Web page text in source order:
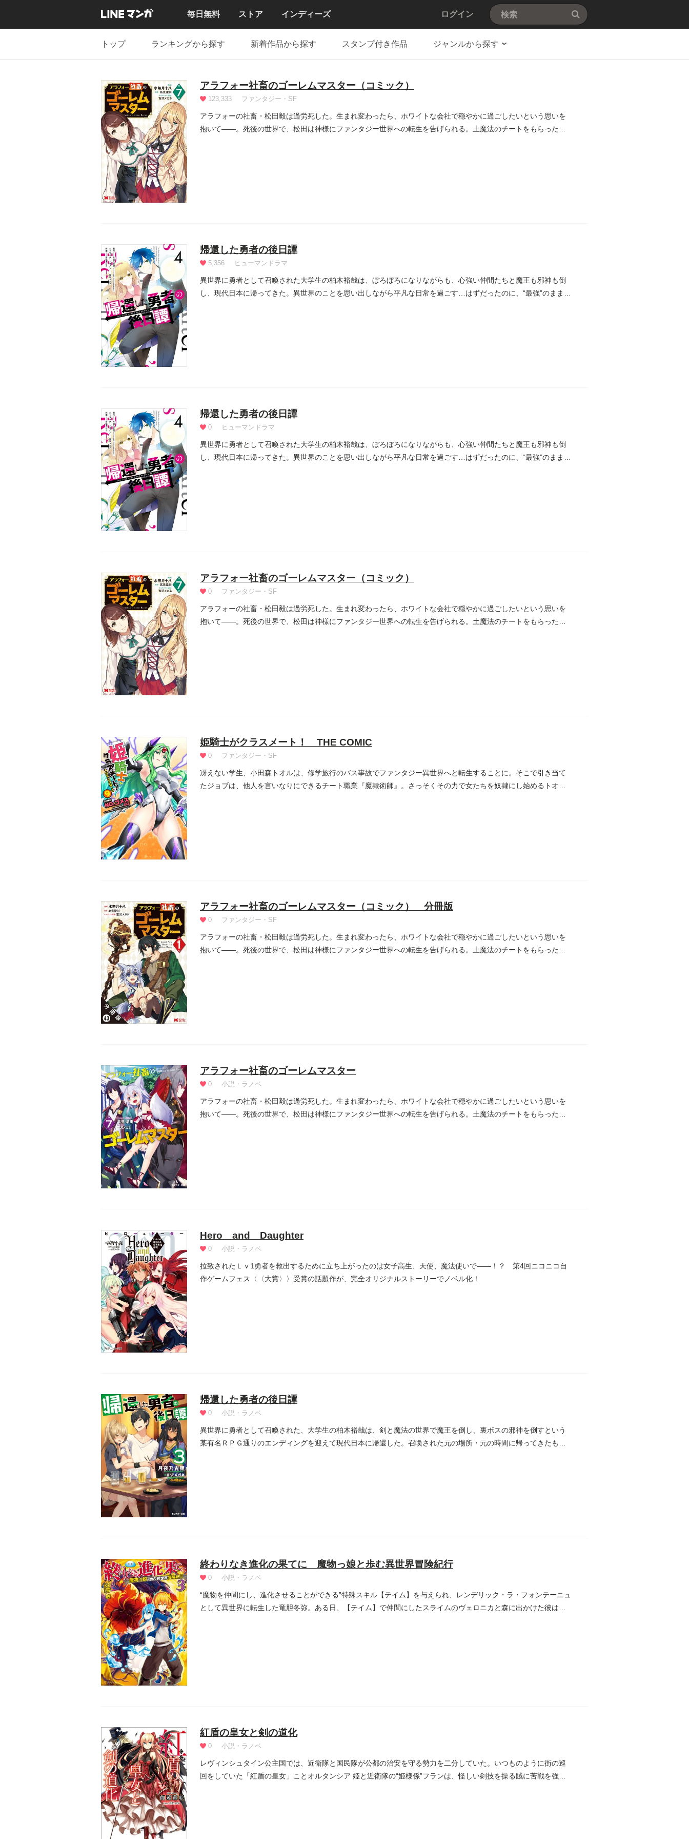
毎日無料 ストア インディーズ ログイン
トップ ランキングから探す 新着作品から探す スタンプ付き作品 ジャンルから探す
アラフォー社畜のゴーレムマスター（コミック）
123,333 ファンタジー・SF
アラフォーの社畜・松田毅は過労死した。生まれ変わったら、ホワイトな会社で穏やかに過ごしたいという思いを
抱いて――。死後の世界で、松田は神様にファンタジー世界への転生を告げられる。土魔法のチートをもらった松
帰還した勇者の後日譚
5,356 ヒューマンドラマ
異世界に勇者として召喚された大学生の柏木裕哉は、ぼろぼろになりながらも、心強い仲間たちと魔王も邪神も倒
し、現代日本に帰ってきた。異世界のことを思い出しながら平凡な日常を過ごす…はずだったのに、“最強”のまま魔
帰還した勇者の後日譚
0 ヒューマンドラマ
異世界に勇者として召喚された大学生の柏木裕哉は、ぼろぼろになりながらも、心強い仲間たちと魔王も邪神も倒
し、現代日本に帰ってきた。異世界のことを思い出しながら平凡な日常を過ごす…はずだったのに、“最強”のまま魔
アラフォー社畜のゴーレムマスター（コミック）
0 ファンタジー・SF
アラフォーの社畜・松田毅は過労死した。生まれ変わったら、ホワイトな会社で穏やかに過ごしたいという思いを
抱いて――。死後の世界で、松田は神様にファンタジー世界への転生を告げられる。土魔法のチートをもらった松
姫騎士がクラスメート！ THE COMIC
0 ファンタジー・SF
冴えない学生、小田森トオルは、修学旅行のバス事故でファンタジー異世界へと転生することに。そこで引き当て
たジョブは、他人を言いなりにできるチート職業『魔隷術師』。さっそくその力で女たちを奴隷にし始めるトオ
アラフォー社畜のゴーレムマスター（コミック） 分冊版
0 ファンタジー・SF
アラフォーの社畜・松田毅は過労死した。生まれ変わったら、ホワイトな会社で穏やかに過ごしたいという思いを
抱いて――。死後の世界で、松田は神様にファンタジー世界への転生を告げられる。土魔法のチートをもらった松
アラフォー社畜のゴーレムマスター
0 小説・ラノベ
アラフォーの社畜・松田毅は過労死した。生まれ変わったら、ホワイトな会社で穏やかに過ごしたいという思いを
抱いて――。死後の世界で、松田は神様にファンタジー世界への転生を告げられる。土魔法のチートをもらった松
Hero and Daughter
0 小説・ラノベ
拉致されたＬｖ1勇者を救出するために立ち上がったのは女子高生、天使、魔法使いで――！？ 第4回ニコニコ自
作ゲームフェス〈〈大賞〉〉受賞の話題作が、完全オリジナルストーリーでノベル化！
帰還した勇者の後日譚
0 小説・ラノベ
異世界に勇者として召喚された、大学生の柏木裕哉は、剣と魔法の世界で魔王を倒し、裏ボスの邪神を倒すという
某有名ＲＰＧ通りのエンディングを迎えて現代日本に帰還した。召喚された元の場所・元の時間に帰ってきたもの
終わりなき進化の果てに 魔物っ娘と歩む異世界冒険紀行
0 小説・ラノベ
“魔物を仲間にし、進化させることができる”特殊スキル【テイム】を与えられ、レンデリック・ラ・フォンテーニュ
として異世界に転生した竜胆冬弥。ある日、【テイム】で仲間にしたスライムのヴェロニカと森に出かけた彼は、
紅盾の皇女と剣の道化
0 小説・ラノベ
レヴィンシュタイン公主国では、近衛隊と国民隊が公都の治安を守る勢力を二分していた。いつものように街の巡
回をしていた「紅盾の皇女」ことオルタンシア 姫と近衛隊の“姫様係”フランは、怪しい剣技を操る賊に苦戦を強い